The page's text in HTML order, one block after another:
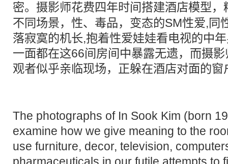
密。摄影师花费四年时间搭建酒店模型，
不同场景，性、毒品，变态的SM性爱,同
落寂寞的机长,抱着性爱娃娃看电视的中
一面都在这66间房间中暴露无遗，而摄
观者似乎亲临现场，正躲在酒店对面的
The photographs of In Sook Kim (born
examine how we give meaning to the
use furniture, decor, television,